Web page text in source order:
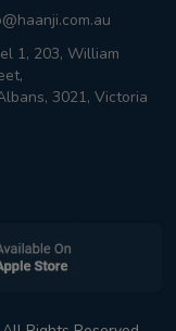
1, 203, William
3021, Victoria